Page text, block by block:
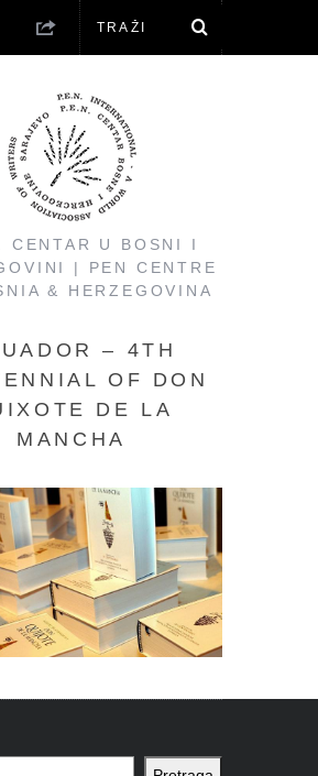
CENTAR U BOSNI I
| PEN CENTRE
& HERZEGOVINA
– 4TH
OF DON
DE LA
MANCHA